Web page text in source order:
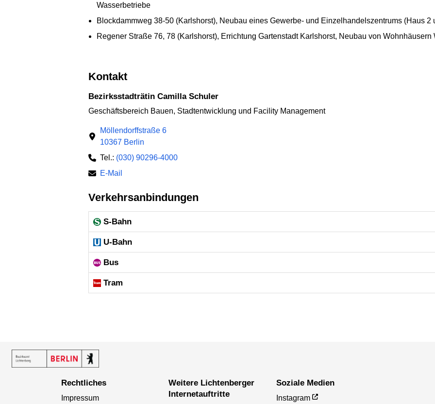
Wasserbetriebe
Blockdammweg 38-50 (Karlshorst), Neubau eines Gewerbe- und Einzelhandelszentrums (Haus 2
Regener Straße 76, 78 (Karlshorst), Errichtung Gartenstadt Karlshorst, Neubau von Wohnhäusern
Kontakt
Bezirksstadträtin Camilla Schuler
Geschäftsbereich Bauen, Stadtentwicklung und Facility Management
Möllendorffstraße 6
10367 Berlin
Tel.: (030) 90296-4000
E-Mail
Verkehrsanbindungen
S-Bahn
U-Bahn
Bus
Tram
Rechtliches
Impressum
Weitere Lichtenberger
Internetauftritte
Soziale Medien
Instagram